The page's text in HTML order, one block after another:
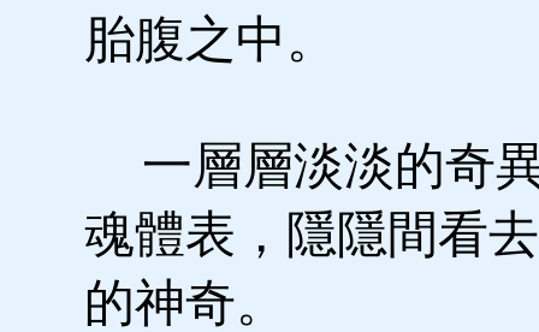
胎腹之中。
一層層淡淡的奇
魂體表，隱隱間看
的神奇。